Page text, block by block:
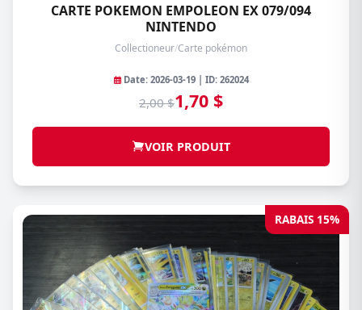
CARTE POKEMON EMPOLEON EX 079/094
NINTENDO
Collectioneur/Carte pokémon
Date: 2026-03-19 | ID: 262024
2,00 $1,70 $
VOIR PRODUIT
RABAIS 15%